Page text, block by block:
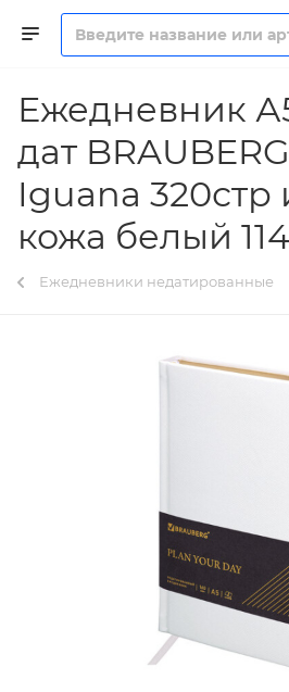
Ежедневник
дат BRAUBERG
Iguana 320стр
кожа белый
Ежедневники недатированные